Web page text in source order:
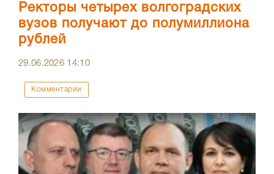
Ректоры четырех волгоградских
вузов получают до полумиллиона
рублей
29.06.2026 14:10
Комментарии